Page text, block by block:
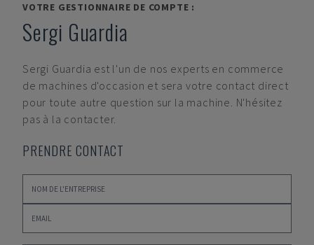
VOTRE GESTIONNAIRE DE COMPTE :
Sergi Guardia
Sergi Guardia est l'un de nos experts en commerce
de machines d'occasion et sera votre contact direct
pour toute autre question sur la machine. N'hésitez
pas à la contacter.
PRENDRE CONTACT